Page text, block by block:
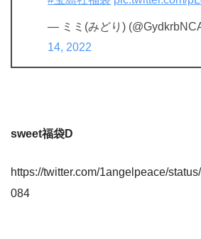
— ミミ(みどり)
14, 2022
sweet福袋D
https://twitter.com/1angelpeace/
084